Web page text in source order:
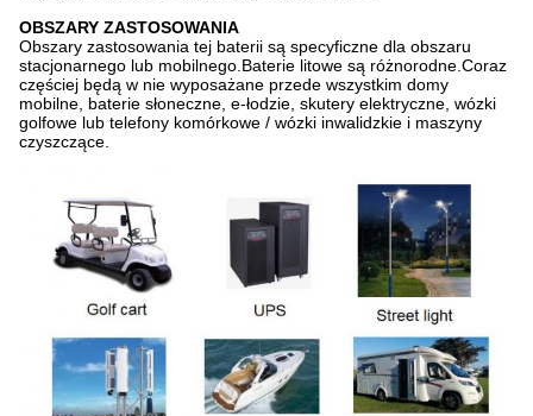
OBSZARY ZASTOSOWANIA
Obszary zastosowania tej baterii są specyficzne dla obszaru
stacjonarnego lub mobilnego.Baterie litowe są różnorodne.Coraz
częściej będą w nie wyposażane przede wszystkim domy
mobilne, baterie słoneczne, e-łodzie, skutery elektryczne, wózki
golfowe lub telefony komórkowe / wózki inwalidzkie i maszyny
czyszczące.